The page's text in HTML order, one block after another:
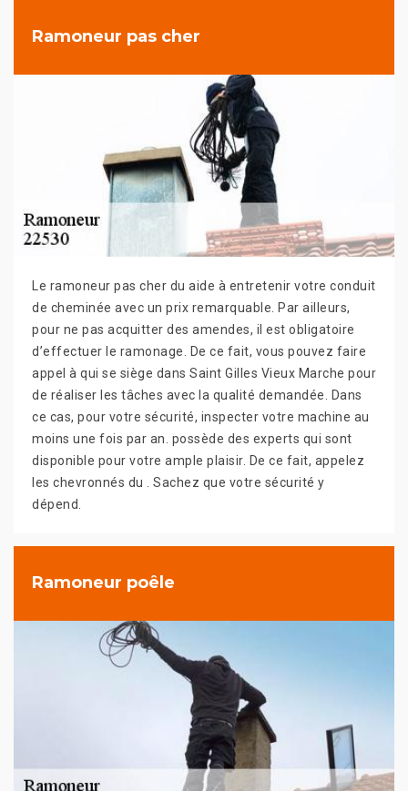
Ramoneur pas cher
Le ramoneur pas cher du aide à entretenir votre conduit
de cheminée avec un prix remarquable. Par ailleurs,
pour ne pas acquitter des amendes, il est obligatoire
d’effectuer le ramonage. De ce fait, vous pouvez faire
appel à qui se siège dans Saint Gilles Vieux Marche pour
de réaliser les tâches avec la qualité demandée. Dans
ce cas, pour votre sécurité, inspecter votre machine au
moins une fois par an. possède des experts qui sont
disponible pour votre ample plaisir. De ce fait, appelez
les chevronnés du . Sachez que votre sécurité y
dépend.
Ramoneur poêle